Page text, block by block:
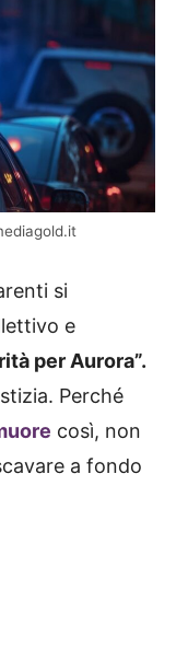
si
e
per Aurora”.
Perché
così, non
a fondo